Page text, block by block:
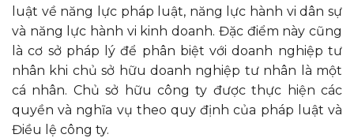
luật về năng lực pháp luật, năng lực hành vi dân sự
và năng lực hành vi kinh doanh. Đặc điểm này cũng
là cơ sở pháp lý để phân biệt với doanh nghiệp tư
nhân khi chủ sở hữu doanh nghiệp tư nhân là một
cá nhân. Chủ sở hữu công ty được thực hiện các
quyền và nghĩa vụ theo quy định của pháp luật và
Điều lệ công ty.